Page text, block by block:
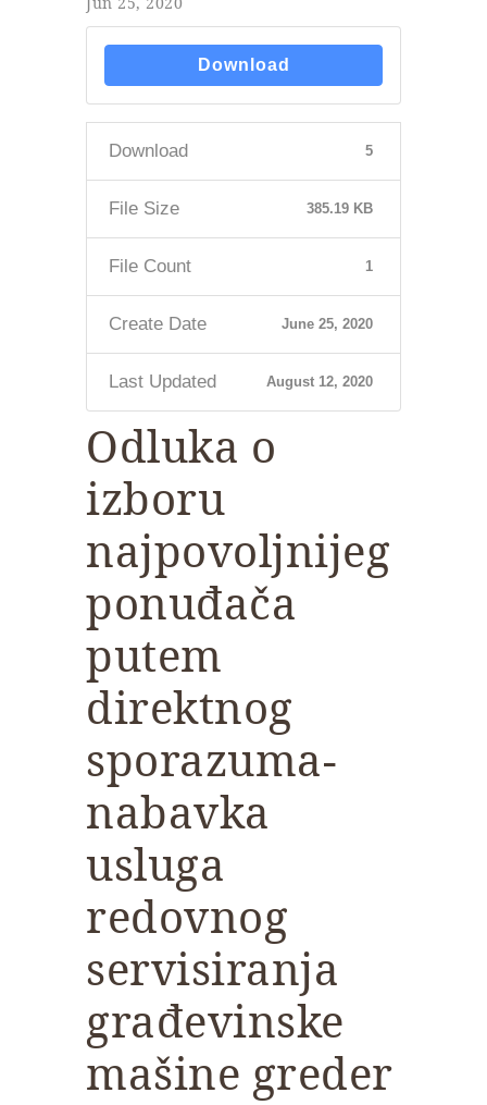
Download
Download 5
File Size 385.19 KB
File Count 1
Create Date June 25, 2020
Last Updated August 12, 2020
Odluka o
izboru
najpovoljnijeg
ponuđača
putem
direktnog
sporazuma-
nabavka
usluga
redovnog
servisiranja
građevinske
mašine greder